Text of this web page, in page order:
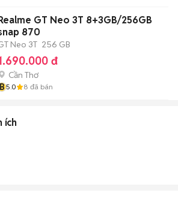
GT Neo 3T 8+3GB/256GB
870
Neo 3T 256 GB
đ
Cần Thơ
5.0 8 đã bán
ích